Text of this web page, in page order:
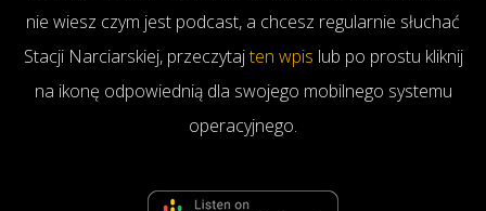
nie wiesz czym jest podcast, a chcesz regularnie słuchać
Stacji Narciarskiej, przeczytajten wpis lub po prostu kliknij
na ikonę odpowiednią dla swojego mobilnego systemu
operacyjnego.